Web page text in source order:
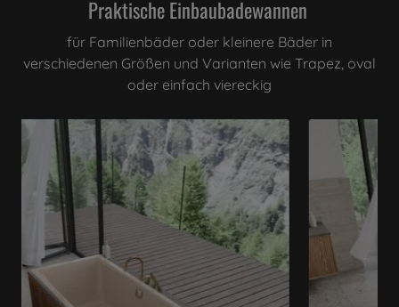
Praktische Einbaubadewannen
für Familienbäder oder kleinere Bäder in
verschiedenen Größen und Varianten wie Trapez, oval
oder einfach viereckig